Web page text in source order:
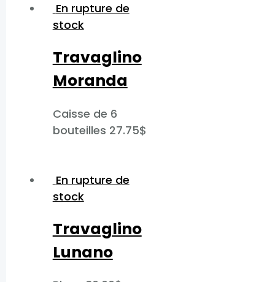
En rupture de
stock
Travaglino
Moranda​
Caisse de 6
bouteilles 27.75$
En rupture de
stock
Travaglino
Lunano